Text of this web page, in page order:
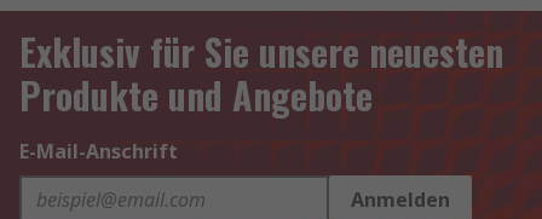
Exklusiv für Sie unsere neuesten
Produkte und Angebote
E-Mail-Anschrift
Anmelden